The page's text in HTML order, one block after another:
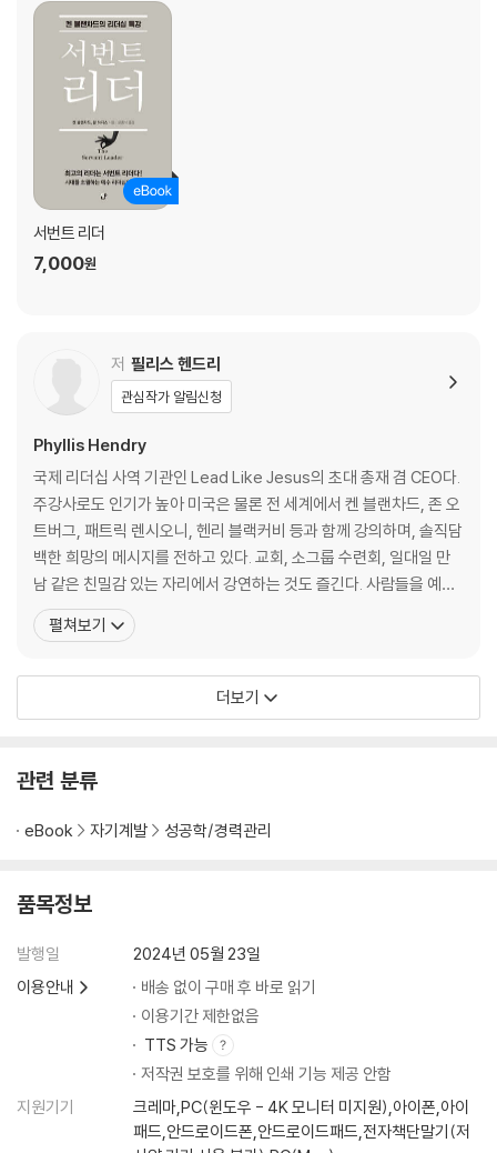
예수 같은 리더의 다음 단계: 자원 목록
서번트 리더
7,000원
저 필리스 헨드리
관심작가 알림신청
Phyllis Hendry
국제 리더십 사역 기관인 Lead Like Jesus의 초대 총재 겸 CEO다.
주강사로도 인기가 높아 미국은 물론 전 세계에서 켄 블랜차드, 존 오
트버그, 패트릭 렌시오니, 헨리 블랙커비 등과 함께 강의하며, 솔직담
백한 희망의 메시지를 전하고 있다. 교회, 소그룹 수련회, 일대일 만
남 같은 친밀감 있는 자리에서 강연하는 것도 즐긴다. 사람들을 예수
와의 더 깊은 관계 속으로 인도하는 것을 비전으로, 전 세계의 사람들
이 예수 리더십을 배우고 적용할 수 있도록 돕고 있다. 궁극적인 목표
펼쳐보기
더보기
관련 분류
eBook 자기계발 성공학/경력관리
품목정보
발행일
2024년 05월 23일
이용안내
배송 없이 구매 후 바로 읽기
이용기간 제한없음
TTS 가능
저작권 보호를 위해 인쇄 기능 제공 안함
지원기기
크레마,PC(윈도우 - 4K 모니터 미지원),아이폰,아이
패드,안드로이드폰,안드로이드패드,전자책단말기(저